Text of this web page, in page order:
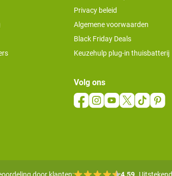
Privacy beleid
Algemene voorwaarden
Black Friday Deals
Keuzehulp plug-in thuisbatterij
Volg ons